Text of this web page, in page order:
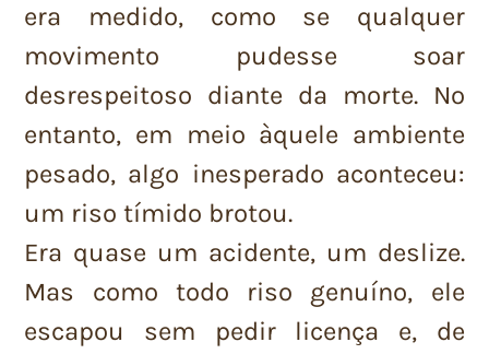
era medido, como se qualquer
movimento pudesse soar
desrespeitoso diante da morte. No
entanto, em meio àquele ambiente
pesado, algo inesperado aconteceu:
um riso tímido brotou.
Era quase um acidente, um deslize.
Mas como todo riso genuíno, ele
escapou sem pedir licença e, de